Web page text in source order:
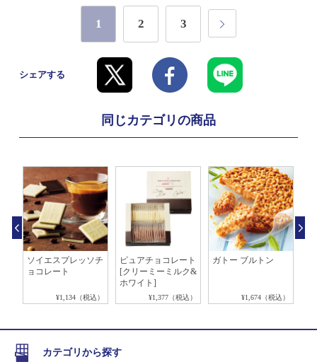
1 2 3
シェアする
同じカテゴリの商品
ソイエスプレッソチ
ョコレート
¥1,134（税込）
ピュアチョコレート
[クリーミーミルク&
ホワイト]
¥1,377（税込）
ガトー ブルトン
¥1,674（税込）
カテゴリから探す